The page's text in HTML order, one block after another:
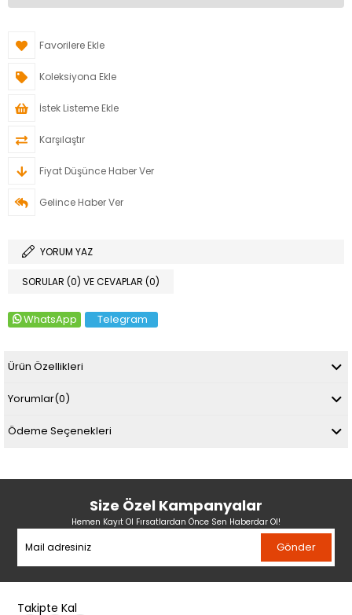
Favorilere Ekle
Koleksiyona Ekle
İstek Listeme Ekle
Karşılaştır
Fiyat Düşünce Haber Ver
Gelince Haber Ver
YORUM YAZ
SORULAR (0) VE CEVAPLAR (0)
WhatsApp Telegram
Ürün Özellikleri
Yorumlar(0)
Ödeme Seçenekleri
Size Özel Kampanyalar
Hemen Kayıt Ol Fırsatlardan Önce Sen Haberdar Ol!
Gönder
Takipte Kal